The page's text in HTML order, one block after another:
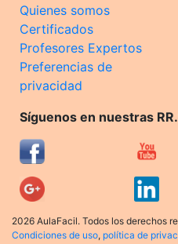
Quienes somos
Certificados
Profesores Expertos
Preferencias de
privacidad
Síguenos en nuestras
2026 AulaFacil. Todos los derechos
Condiciones de uso, política de